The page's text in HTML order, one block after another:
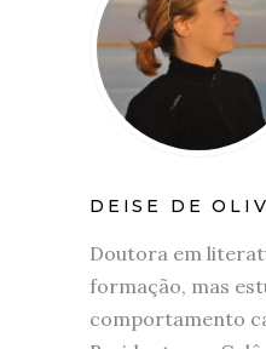
DEISE DE
Doutora em
formação, mas
comportamento